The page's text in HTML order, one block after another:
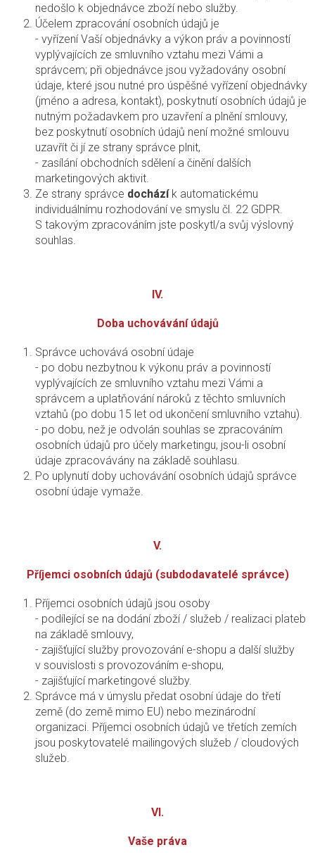
nedošlo k objednávce zboží nebo služby.
Účelem zpracování osobních údajů je
- vyřízení Vaší objednávky a výkon práv a povinností
vyplývajících ze smluvního vztahu mezi Vámi a
správcem; při objednávce jsou vyžadovány osobní
údaje, které jsou nutné pro úspěšné vyřízení objednávky
(jméno a adresa, kontakt), poskytnutí osobních údajů je
nutným požadavkem pro uzavření a plnění smlouvy,
bez poskytnutí osobních údajů není možné smlouvu
uzavřít či jí ze strany správce plnit,
- zasílání obchodních sdělení a činění dalších
marketingových aktivit.
Ze strany správce docházík automatickému
individuálnímu rozhodování ve smyslu čl. 22 GDPR.
S takovým zpracováním jste poskytl/a svůj výslovný
souhlas.
IV.
Doba uchovávání údajů
Správce uchovává osobní údaje
- po dobu nezbytnou k výkonu práv a povinností
vyplývajících ze smluvního vztahu mezi Vámi a
správcem a uplatňování nároků z těchto smluvních
vztahů (po dobu 15 let od ukončení smluvního vztahu).
- po dobu, než je odvolán souhlas se zpracováním
osobních údajů pro účely marketingu, jsou-li osobní
údaje zpracovávány na základě souhlasu.
Po uplynutí doby uchovávání osobních údajů správce
osobní údaje vymaže.
V.
Příjemci osobních údajů (subdodavatelé správce)
Příjemci osobních údajů jsou osoby
- podílející se na dodání zboží / služeb / realizaci plateb
na základě smlouvy,
- zajišťující služby provozování e-shopu a další služby
v souvislosti s provozováním e-shopu,
- zajišťující marketingové služby.
Správce má v úmyslu předat osobní údaje do třetí
země (do země mimo EU) nebo mezinárodní
organizaci. Příjemci osobních údajů ve třetích zemích
jsou poskytovatelé mailingových služeb / cloudových
služeb.
VI.
Vaše práva